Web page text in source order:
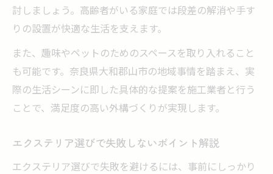
討しましょう。高齢者がいる家庭では段差の解消や手す
りの設置が快適な生活を支えます。
また、趣味やペットのためのスペースを取り入れること
も可能です。奈良県大和郡山市の地域事情を踏まえ、実
際の生活シーンに即した具体的な提案を施工業者と行う
ことで、満足度の高い外構づくりが実現します。
エクステリア選びで失敗しないポイント解説
エクステリア選びで失敗を避けるには、事前にしっかり